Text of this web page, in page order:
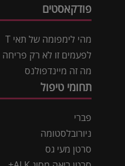
פודקאסטים
מהי לימפומה של תאי T
לפעמים זו לא רק פריחה
מה זה מיינדפולנס
תחומי טיפול
פברי
ניורובלסטומה
סרטן מעי גס